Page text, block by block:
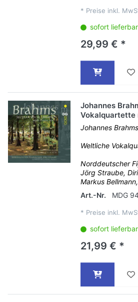
* Preise inkl.
sofort lieferbar
29,99 € *
Johannes
Vokalquartette
Johannes
Weltliche
Norddeutscher
Jörg Straube,
Markus
Art.-Nr.
MDG
* Preise inkl.
sofort lieferbar
21,99 € *